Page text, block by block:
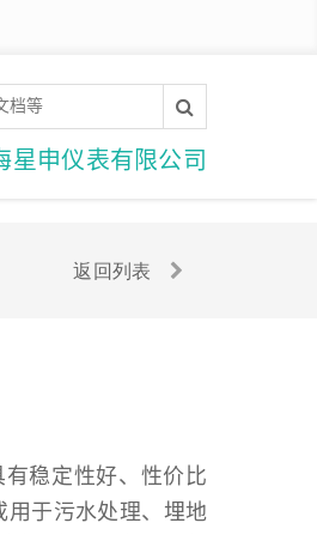
星申仪表有限公司
返回列表
稳定性好、性价比
用于污水处理、埋地